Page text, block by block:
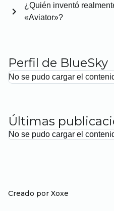
¿Quién inventó
«Aviator»?
chevron_right
Perfil de BlueSky
No se pudo cargar el
Últimas
No se pudo cargar el
Creado por Xoxe